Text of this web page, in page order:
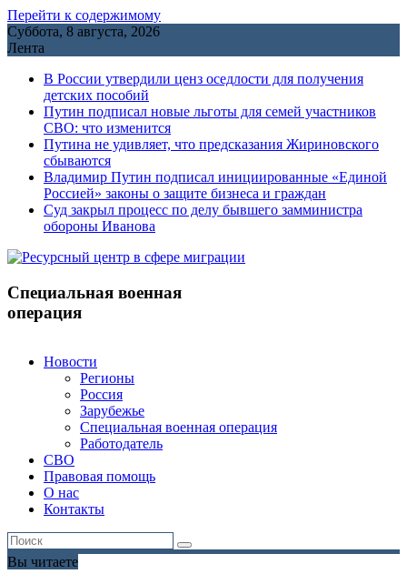
Перейти к содержимому
Суббота, 8 августа, 2026
Лента
В России утвердили ценз оседлости для получения
детских пособий
Путин подписал новые льготы для семей участников
СВО: что изменится
Путина не удивляет, что предсказания Жириновского
сбываются
Владимир Путин подписал инициированные «Единой
Россией» законы о защите бизнеса и граждан
Cуд закрыл процесс по делу бывшего замминистра
обороны Иванова
Специальная военная
операция
Новости
Регионы
Россия
Зарубежье
Специальная военная операция
Работодатель
СВО
Правовая помощь
О нас
Контакты
Вы читаете